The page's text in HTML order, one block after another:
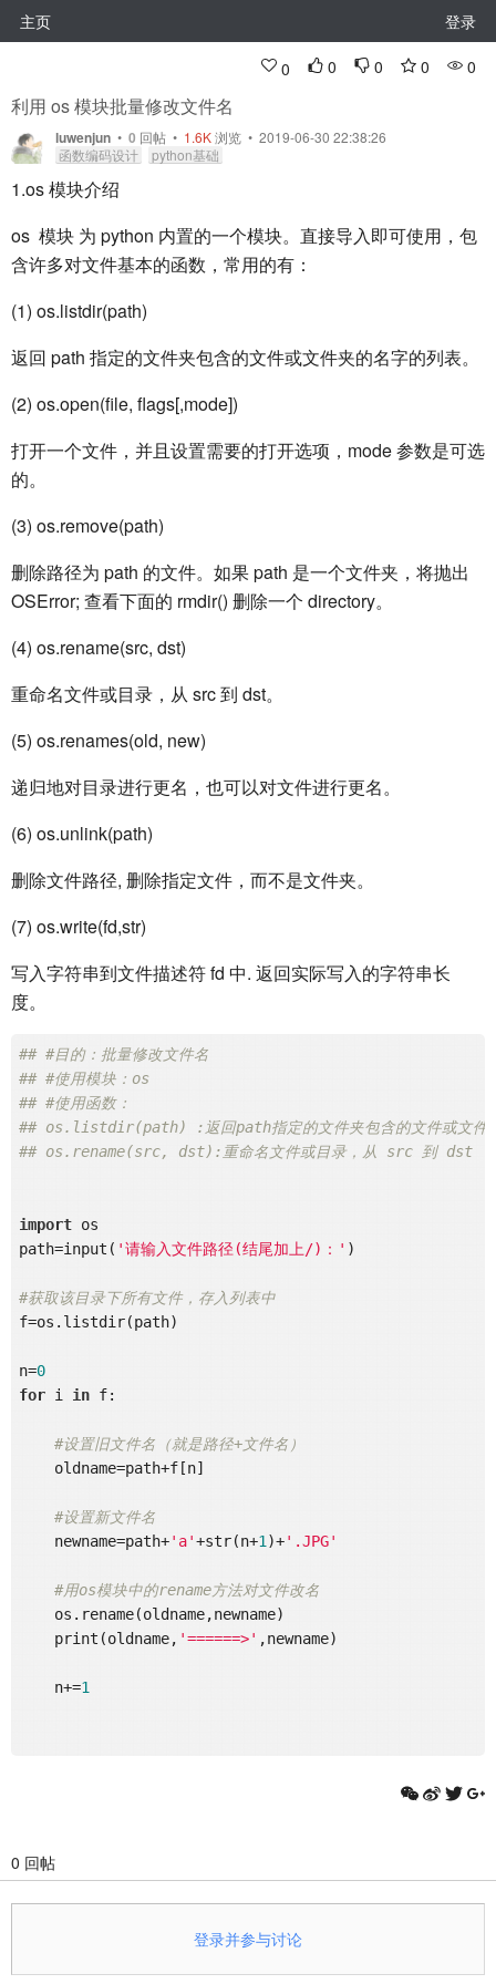
主页 登录
0 0 0 0 0
利用 os 模块批量修改文件名
luwenjun • 0 回帖 • 1.6K浏览 • 2019-06-30 22:38:26
函数编码设计
python基础
1.os 模块介绍
os 模块 为 python 内置的一个模块。直接导入即可使用，包
含许多对文件基本的函数，常用的有：
(1) os.listdir(path)
返回 path 指定的文件夹包含的文件或文件夹的名字的列表。
(2) os.open(file, flags[,mode])
打开一个文件，并且设置需要的打开选项，mode 参数是可选
的。
(3) os.remove(path)
删除路径为 path 的文件。如果 path 是一个文件夹，将抛出
OSError; 查看下面的 rmdir() 删除一个 directory。
(4) os.rename(src, dst)
重命名文件或目录，从 src 到 dst。
(5) os.renames(old, new)
递归地对目录进行更名，也可以对文件进行更名。
(6) os.unlink(path)
删除文件路径, 删除指定文件，而不是文件夹。
(7) os.write(fd,str)
写入字符串到文件描述符 fd 中. 返回实际写入的字符串长
度。
## #目的：批量修改文件名
## #使用模块：os
## #使用函数：
## os.listdir(path) :返回path指定的文件夹包含的文件或文件
## os.rename(src, dst):重命名文件或目录，从 src 到 dst
import os
path=input( '请输入文件路径(结尾加上/)：' )
#获取该目录下所有文件，存入列表中
f=os.listdir(path)
n=0
for i in f:
#设置旧文件名（就是路径+文件名）
    oldname=path+f[n]
#设置新文件名
    newname=path+
'a'+str(n+1 )+'.JPG'
#用os模块中的rename方法对文件改名
    os.rename(oldname,newname)
    print(oldname,
'======>' ,newname)
    n+=
1
0 回帖
登录并参与讨论